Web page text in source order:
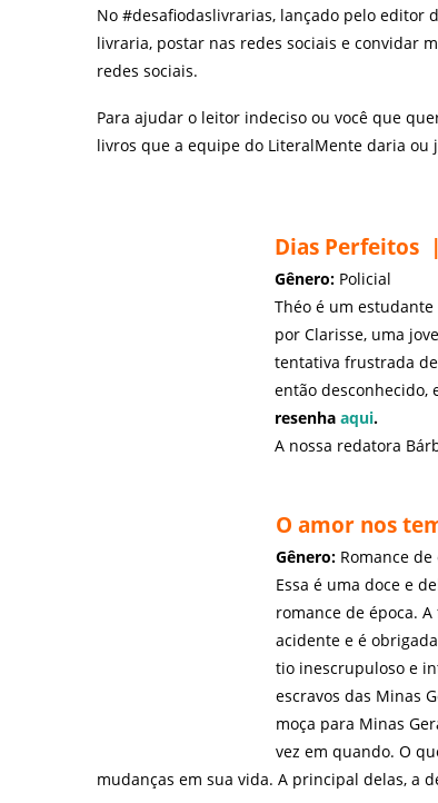
No #desafiodaslivrarias, lançado pelo editor
livraria, postar nas redes sociais e convidar
redes sociais.
Para ajudar o leitor indeciso ou você que
livros que a equipe do LiteralMente daria ou
Dias Perfeitos
Gênero: Policial
Théo é um
por Clarisse, uma
tentativa frustrada
então desconhecido,
resenha aqui.
A nossa redatora
O amor nos
Gênero: Romance de
Essa é uma doce e
romance de época.
acidente e é
tio inescrupuloso e
escravos das Minas
moça para Minas
vez em quando. O
mudanças em sua vida. A principal delas, a